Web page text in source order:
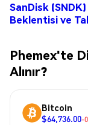
SanDisk
Beklentisi ve
Phemex'te
Alınır?
Bitcoin
$64,736.00-